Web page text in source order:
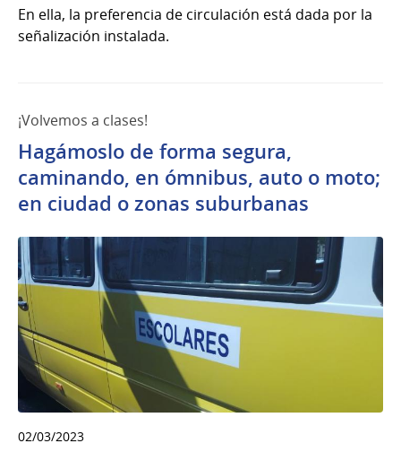
En ella, la preferencia de circulación está dada por la
señalización instalada.
¡Volvemos a clases!
Hagámoslo de forma segura,
caminando, en ómnibus, auto o moto;
en ciudad o zonas suburbanas
02/03/2023